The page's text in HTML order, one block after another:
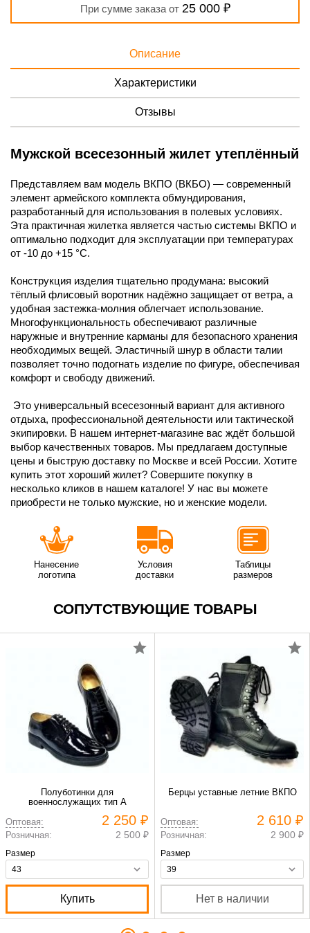
При сумме заказа от 25 000 ₽
Описание
Характеристики
Отзывы
Мужской всесезонный жилет утеплённый
Представляем вам модель ВКПО (ВКБО) — современный
элемент армейского комплекта обмундирования,
разработанный для использования в полевых условиях.
Эта практичная жилетка является частью системы ВКПО и
оптимально подходит для эксплуатации при температурах
от -10 до +15 °C.
Конструкция изделия тщательно продумана: высокий
тёплый флисовый воротник надёжно защищает от ветра, а
удобная застежка-молния облегчает использование.
Многофункциональность обеспечивают различные
наружные и внутренние карманы для безопасного хранения
необходимых вещей. Эластичный шнур в области талии
позволяет точно подогнать изделие по фигуре, обеспечивая
комфорт и свободу движений.
Это универсальный всесезонный вариант для активного
отдыха, профессиональной деятельности или тактической
экипировки. В нашем интернет-магазине вас ждёт большой
выбор качественных товаров. Мы предлагаем доступные
цены и быструю доставку по Москве и всей России. Хотите
купить этот хороший жилет? Совершите покупку в
несколько кликов в нашем каталоге! У нас вы можете
приобрести не только мужские, но и женские модели.
Нанесение
логотипа
Условия
доставки
Таблицы
размеров
СОПУТСТВУЮЩИЕ ТОВАРЫ
Полуботинки для
военнослужащих тип А
Оптовая:
2 250 ₽
Розничная: 2 500 ₽
Размер
Купить
Берцы уставные летние ВКПО
Оптовая: 2 610 ₽
Розничная: 2 900 ₽
Размер
Нет в наличии